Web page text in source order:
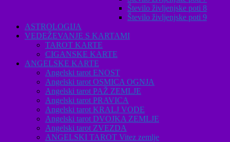
Število življenjske poti 8
Število življenjske poti 9
ASTROLOGIJA
VEDEŽEVANJE S KARTAMI
TAROT KARTE
CIGANSKE KARTE
ANGELSKE KARTE
Angelski tarot ENOST
Angelski tarot OSMICA OGNJA
Angelski tarot PAŽ ZEMLJE
Angelski tarot PRAVICA
Angelski tarot KRALJ VODE
Angelski tarot DVOJKA ZEMLJE
Angelski tarot ZVEZDA
ANGELSKI TAROT Vitez zemlje